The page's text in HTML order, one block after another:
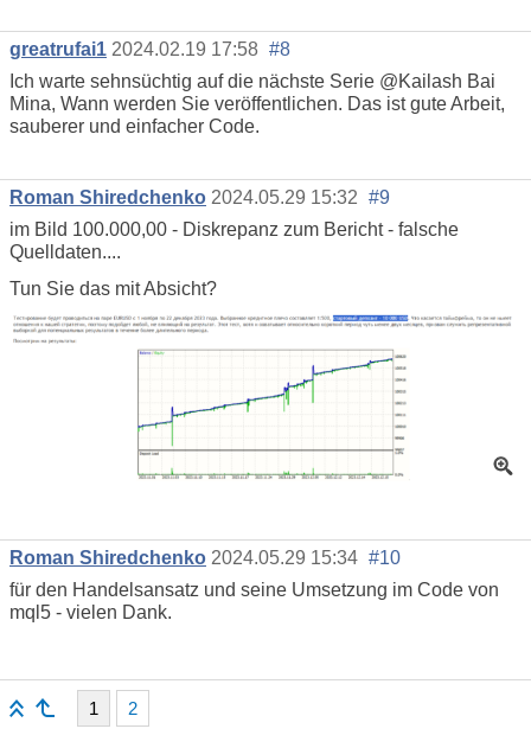
greatrufai1 2024.02.19 17:58 #8
Ich warte sehnsüchtig auf die nächste Serie @Kailash Bai
Mina, Wann werden Sie veröffentlichen. Das ist gute Arbeit,
sauberer und einfacher Code.
Roman Shiredchenko 2024.05.29 15:32 #9
im Bild 100.000,00 - Diskrepanz zum Bericht - falsche
Quelldaten....
Tun Sie das mit Absicht?
Roman Shiredchenko 2024.05.29 15:34 #10
für den Handelsansatz und seine Umsetzung im Code von
mql5 - vielen Dank.
1 2